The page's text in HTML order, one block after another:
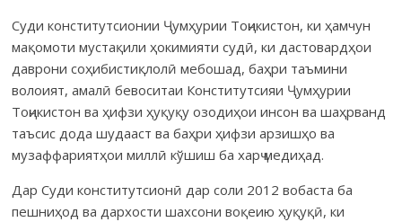
Суди конститутсионии Ҷумҳурии Тоҷикистон, ки ҳамчун
мақомоти мустақили ҳокимияти судӣ, ки дастовардҳои
даврони соҳибистиқлолӣ мебошад, баҳри таъмини
волоият, амалӣ бевоситаи Конститутсияи Ҷумҳурии
Тоҷикистон ва ҳифзи ҳуқуқу озодиҳои инсон ва шаҳрванд
таъсис дода шудааст ва баҳри ҳифзи арзишҳо ва
музаффариятҳои миллӣ кўшиш ба харҷ медиҳад.
Дар Суди конститутсионӣ дар соли 2012 вобаста ба
пешниҳод ва дархости шахсони воқеию ҳуқуқӣ, ки